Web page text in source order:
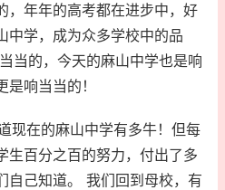
，年年的高考都在进步中，好
中学，成为众多学校中的品
当的，今天的麻山中学也是响
响当当的！
在的麻山中学有多牛！但每
生百分之百的努力，付出了多
自己知道。 我们回到母校，有